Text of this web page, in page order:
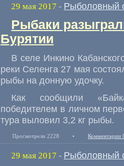
29 мая 2017 - Рыболовный
Рыбаки
Бурятии
В селе Инкино
реки Селенга 27 мая
рыбы на донную удочку.
Как сообщили
«
победителем в личном
тура выловил 3,2 кг рыбы.
Просмотрели 2228 • Комментарии
29 мая 2017 - Рыболовный